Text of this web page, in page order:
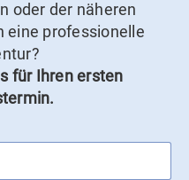
oder der näheren
eine professionelle
für Ihren ersten